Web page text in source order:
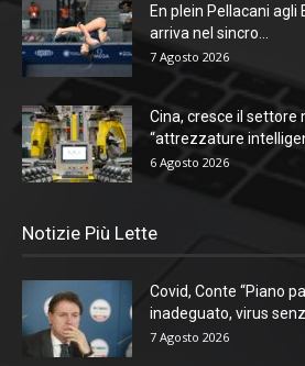
En plein Pellacani agli
arriva nel sincro...
7 Agosto 2026
Cina, cresce il settore
“attrezzature
6 Agosto 2026
Notizie Più Lette
Covid, Conte “Piano
inadeguato, virus
7 Agosto 2026